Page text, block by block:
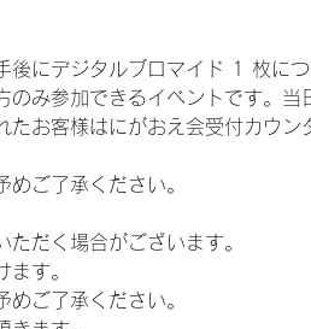
後にデジタルブロマイド 1 枚に
み参加できるイベントです。当
お客様はにがおえ会受付カウン
ご了承ください。
だく場合がございます。
す。
ご了承ください。